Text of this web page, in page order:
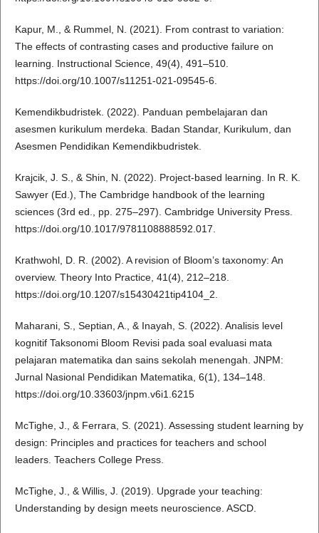
Kapur, M., & Rummel, N. (2021). From contrast to variation:
The effects of contrasting cases and productive failure on
learning. Instructional Science, 49(4), 491–510.
https://doi.org/10.1007/s11251-021-09545-6.
Kemendikbudristek. (2022). Panduan pembelajaran dan
asesmen kurikulum merdeka. Badan Standar, Kurikulum, dan
Asesmen Pendidikan Kemendikbudristek.
Krajcik, J. S., & Shin, N. (2022). Project-based learning. In R. K.
Sawyer (Ed.), The Cambridge handbook of the learning
sciences (3rd ed., pp. 275–297). Cambridge University Press.
https://doi.org/10.1017/9781108888592.017.
Krathwohl, D. R. (2002). A revision of Bloom’s taxonomy: An
overview. Theory Into Practice, 41(4), 212–218.
https://doi.org/10.1207/s15430421tip4104_2.
Maharani, S., Septian, A., & Inayah, S. (2022). Analisis level
kognitif Taksonomi Bloom Revisi pada soal evaluasi mata
pelajaran matematika dan sains sekolah menengah. JNPM:
Jurnal Nasional Pendidikan Matematika, 6(1), 134–148.
https://doi.org/10.33603/jnpm.v6i1.6215
McTighe, J., & Ferrara, S. (2021). Assessing student learning by
design: Principles and practices for teachers and school
leaders. Teachers College Press.
McTighe, J., & Willis, J. (2019). Upgrade your teaching:
Understanding by design meets neuroscience. ASCD.